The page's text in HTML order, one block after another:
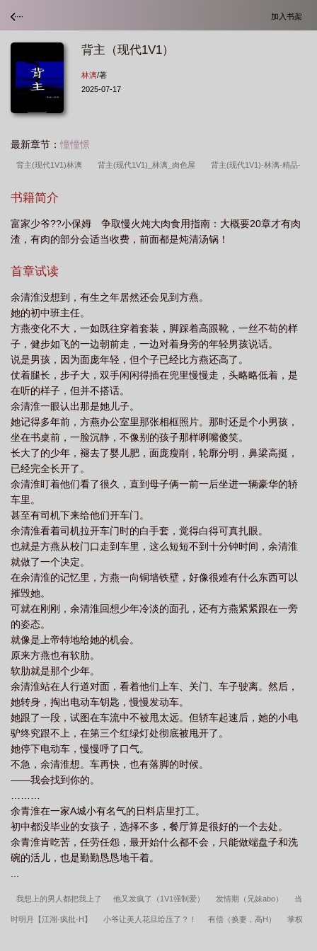
加入书架
背主（现代1V1）
林漓/著
2025-07-17
最新章节： 憧憧憬
背主(现代1V1)林漓 背主(现代1V1)_林漓_肉色屋 背主(现代1V1)-林漓-精品-
故 背主弃义什么意思
1V1)-林漓-精品-腐文屋手机阅读 背主现代1v1全文免费阅读 背主(现代
1V1) 背主求荣是什么意思 背主(现代1V1)_林漓 背主现代1v1林漓完
结 背主(现代1V1)作者林漓
代1v1 林漓 背主作窃
未删减全文 背主现代1v1作者淋漓 背粄
书籍简介
富家少爷??小保姆 争取慢火炖大肉食用指南：大概要20章才有肉
渣，有肉的部分会适当收费，前面都是炖清汤锅！
首章试读
余清淮没想到，有生之年居然还会见到方燕。
她的初中班主任。
方燕变化不大，一如既往穿着套装，脚踩着高跟靴，一丝不苟的样
子，健步如飞的一边朝前走，一边对着身旁的年轻男孩说话。
说是男孩，因为面庞年轻，但个子已经比方燕还高了。
仗着腿长，步子大，双手闲闲得插在兜里慢慢走，头略略低着，是
在听的样子，但并不搭话。
余清淮一眼认出那是她儿子。
她记得多年前，方燕办公室里那张相框照片。那时还是个小男孩，
坐在书桌前，一脸沉静，不像别的孩子那样咧嘴傻笑。
长大了的少年，褪去了婴儿肥，面庞瘦削，轮廓分明，鼻梁高挺，
已经完全长开了。
余清淮盯着他们看了很久，直到母子俩一前一后坐进一辆豪华的轿
车里。
甚至有司机下来给他们开车门。
余清淮看着司机拉开车门时的白手套，觉得白得可真扎眼。
也就是方燕从校门口走到车里，这么短短不到十分钟时间，余清淮
就做了一个决定。
在余清淮的记忆里，方燕一向铜墙铁壁，好像很难有什么东西可以
摧毁她。
可就在刚刚，余清淮回想少年冷淡的面孔，还有方燕紧紧跟在一旁
的姿态。
就像是上帝特地给她的机会。
原来方燕也有软肋。
软肋就是那个少年。
余清淮站在人行道对面，看着他们上车、关门、车子驶离。然后，
她转身，掏出电动车钥匙，慢慢发动车。
她跟了一段，试图在车流中不被甩太远。但轿车起速后，她的小电
驴终究跟不上，在第三个红绿灯处彻底被甩开了。
她停下电动车，慢慢呼了口气。
不急，余清淮想。车再快，也有落脚的时候。
——我会找到你的。
余青淮在一家A城小有名气的日料店里打工。
初中都没毕业的女孩子，选择不多，餐厅算是很好的一个去处。
余青淮肯吃苦，任劳任怨，最开始什么都不会，只能做端盘子和洗
碗的活儿，也是勤勤恳恳地干着。
我想上的男人都把我上了 他又发疯了（1V1强制爱） 发情期（兄妹abo） 当
时明月【江湖·疯批·H】 小爷让美人花旦给压了？！ 有偿（换妻，高H） 掌权